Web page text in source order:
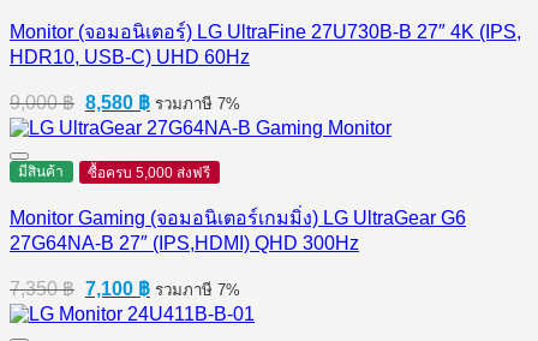
Monitor (จอมอนิเตอร์) LG UltraFine 27U730B-B 27″ 4K (IPS,
HDR10, USB-C) UHD 60Hz
9,000฿ Original
price
was:
9,000 ฿.
8,580 ฿Current
price
is:
8,580 ฿.
รวมภาษี 7%
มีสินค้า ซื้อครบ 5,000 ส่งฟรี
Monitor Gaming (จอมอนิเตอร์เกมมิ่ง) LG UltraGear G6
27G64NA-B 27″ (IPS,HDMI) QHD 300Hz
7,350฿ Original
price
was:
7,100 ฿Current
price
is:
รวมภาษี 7%